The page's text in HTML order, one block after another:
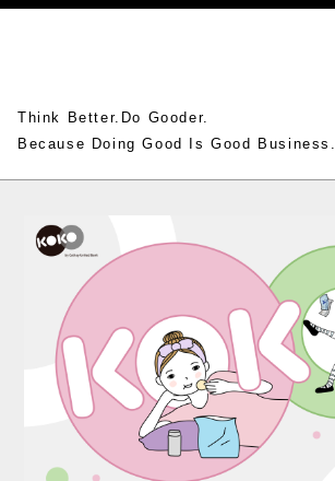
Think Better.Do Gooder.
Because Doing Good Is Good Business.